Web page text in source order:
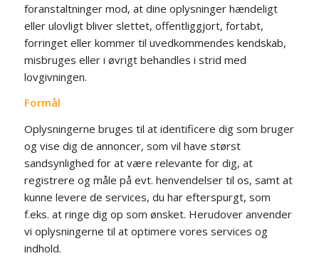
foranstaltninger mod, at dine oplysninger hændeligt
eller ulovligt bliver slettet, offentliggjort, fortabt,
forringet eller kommer til uvedkommendes kendskab,
misbruges eller i øvrigt behandles i strid med
lovgivningen.
Formål
Oplysningerne bruges til at identificere dig som bruger
og vise dig de annoncer, som vil have størst
sandsynlighed for at være relevante for dig, at
registrere og måle på evt. henvendelser til os, samt at
kunne levere de services, du har efterspurgt, som
f.eks. at ringe dig op som ønsket. Herudover anvender
vi oplysningerne til at optimere vores services og
indhold.